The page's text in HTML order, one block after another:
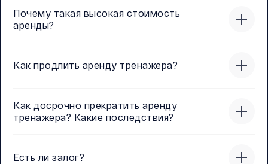
Почему такая высокая стоимость
аренды?
Как продлить аренду тренажера?
Как досрочно прекратить аренду
тренажера? Какие последствия?
Есть ли залог?